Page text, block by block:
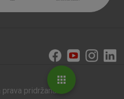
pridržana.